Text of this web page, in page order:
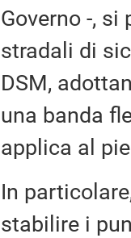
Governo -,
stradali di
DSM,
una banda
applica al
In
stabilire i